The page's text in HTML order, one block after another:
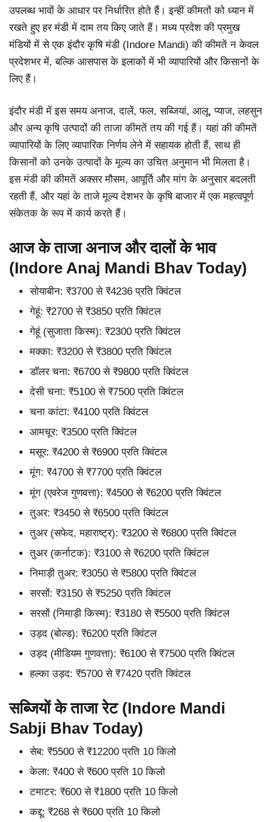
उपलब्ध भावों के आधार पर निर्धारित होते हैं। इन्हीं कीमतों को ध्यान में
रखते हुए हर मंडी में दाम तय किए जाते हैं। मध्य प्रदेश की प्रमुख
मंडियों में से एक इंदौर कृषि मंडी (Indore Mandi) की कीमतें न केवल
प्रदेशभर में, बल्कि आसपास के इलाकों में भी व्यापारियों और किसानों के
लिए हैं।
इंदौर मंडी में इस समय अनाज, दालें, फल, सब्जियां, आलू, प्याज, लहसुन
और अन्य कृषि उत्पादों की ताजा कीमतें तय की गई हैं। यहां की कीमतें
व्यापारियों के लिए व्यापारिक निर्णय लेने में सहायक होती हैं, साथ ही
किसानों को उनके उत्पादों के मूल्य का उचित अनुमान भी मिलता है।
इस मंडी की कीमतें अक्सर मौसम, आपूर्ति और मांग के अनुसार बदलती
रहती हैं, और यहां के ताजे मूल्य देशभर के कृषि बाजार में एक महत्वपूर्ण
संकेतक के रूप में कार्य करते हैं।
आज के ताजा अनाज और दालों के भाव
(Indore Anaj Mandi Bhav Today)
सोयाबीन: ₹3700 से ₹4236 प्रति क्विंटल
गेहूं: ₹2700 से ₹3850 प्रति क्विंटल
गेहूं (सुजाता किस्म): ₹2300 प्रति क्विंटल
मक्का: ₹3200 से ₹3800 प्रति क्विंटल
डॉलर चना: ₹6700 से ₹9800 प्रति क्विंटल
देसी चना: ₹5100 से ₹7500 प्रति क्विंटल
चना कांटा: ₹4100 प्रति क्विंटल
आमचूर: ₹3500 प्रति क्विंटल
मसूर: ₹4200 से ₹6900 प्रति क्विंटल
मूंग: ₹4700 से ₹7700 प्रति क्विंटल
मूंग (एवरेज गुणवत्ता): ₹4500 से ₹6200 प्रति क्विंटल
तुअर: ₹3450 से ₹6500 प्रति क्विंटल
तुअर (सफेद, महाराष्ट्र): ₹3200 से ₹6800 प्रति क्विंटल
तुअर (कर्नाटक): ₹3100 से ₹6200 प्रति क्विंटल
निमाड़ी तुअर: ₹3050 से ₹5800 प्रति क्विंटल
सरसों: ₹3150 से ₹5250 प्रति क्विंटल
सरसों (निमाड़ी किस्म): ₹3180 से ₹5500 प्रति क्विंटल
उड़द (बोल्ड): ₹6200 प्रति क्विंटल
उड़द (मीडियम गुणवत्ता): ₹6100 से ₹7500 प्रति क्विंटल
हल्का उड़द: ₹5700 से ₹7420 प्रति क्विंटल
सब्जियों के ताजा रेट (Indore Mandi
Sabji Bhav Today)
सेब: ₹5500 से ₹12200 प्रति 10 किलो
केला: ₹400 से ₹600 प्रति 10 किलो
टमाटर: ₹600 से ₹1800 प्रति 10 किलो
कद्दू: ₹268 से ₹600 प्रति 10 किलो